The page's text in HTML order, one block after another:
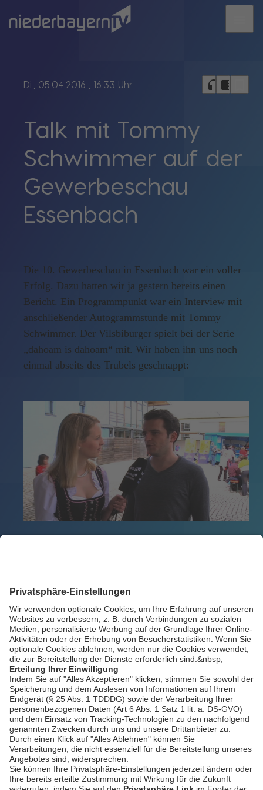
Di., 05.04.2016 , 16:33 Uhr headphones chrome_reader_mode
Talk mit Tommy
Schwimmer auf der
Gewerbeschau
Essenbach
Die 10. Gewerbeschau in Essenbach war ein voller
Erfolg. Dazu hatten wir ja gestern bereits einen
Bericht. Ein Programmpunkt war ein Interview mit
anschließender Autogrammstunde mit Tommy
Schwimmer. Der Vilsbiburger spielt bei der Serie
„dahoam is dahoam“ mit. Wir haben ihn uns noch
einmal abseits des Trubels geschnappt:
Zurück
AGB / Gewinnspiele